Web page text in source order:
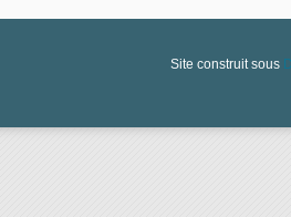
Site construit sous